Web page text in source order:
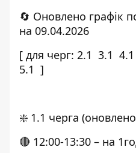
🔄 Оновлено графік
на 09.04.2026
[ для черг: 2.1 3.1 4.1
5.1 ]
❇️ 1.1 черга
🔴 12:00-13:30 – на